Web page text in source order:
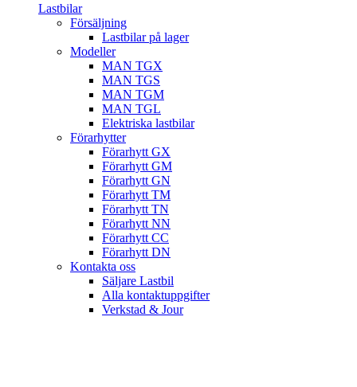
Lastbilar
Försäljning
Lastbilar på lager
Modeller
MAN TGX
MAN TGS
MAN TGM
MAN TGL
Elektriska lastbilar
Förarhytter
Förarhytt GX
Förarhytt GM
Förarhytt GN
Förarhytt TM
Förarhytt TN
Förarhytt NN
Förarhytt CC
Förarhytt DN
Kontakta oss
Säljare Lastbil
Alla kontaktuppgifter
Verkstad & Jour